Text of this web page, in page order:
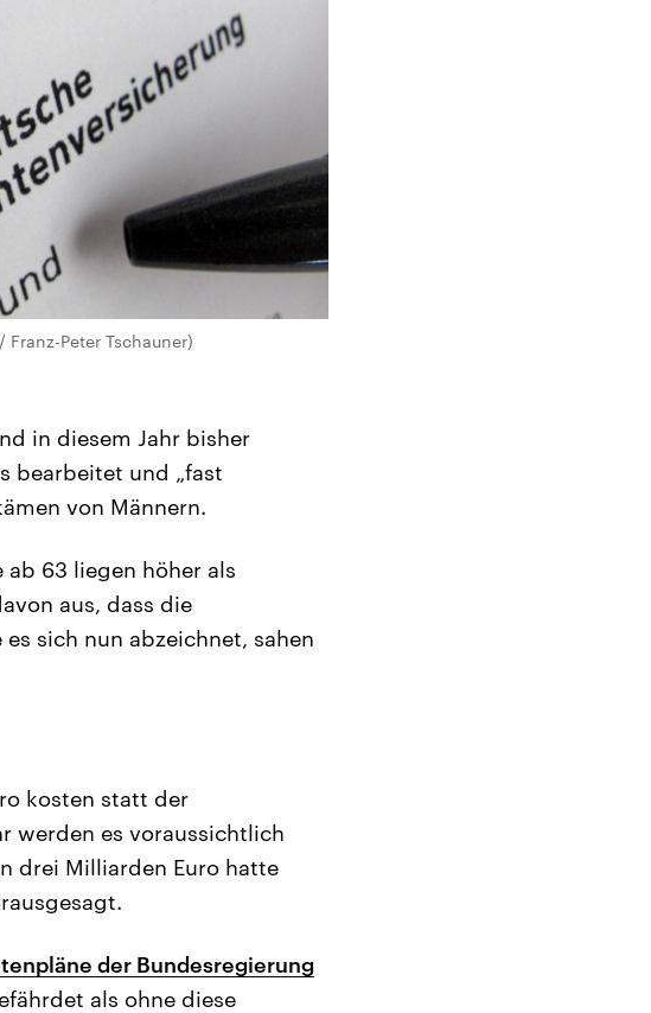
Peter Tschauner)
in diesem Jahr bisher
bearbeitet und „fast
von Männern.
ab 63 liegen höher als
aus, dass die
sich nun abzeichnet, sahen
kosten statt der
werden es voraussichtlich
drei Milliarden Euro hatte
der Bundesregierung
als ohne diese